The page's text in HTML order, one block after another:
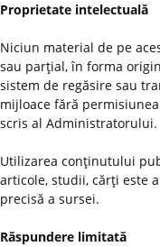
Proprietate intelectuală
Niciun material de pe
sau parţial, în forma
sistem de regăsire sau
mijloace fără
scris al Administratorului.
Utilizarea conţinutului
articole, studii, cărţi este
precisă a sursei.
Răspundere limitată